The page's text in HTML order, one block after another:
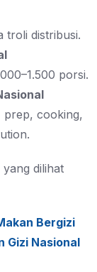
troli distribusi.
porsi.
prep, cooking,
dilihat
Bergizi
Gizi Nasional